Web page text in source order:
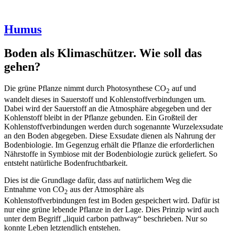
Humus
Boden als Klimaschützer. Wie soll das
gehen?
Die grüne Pflanze nimmt durch Photosynthese CO2 auf und
wandelt dieses in Sauerstoff und Kohlenstoffverbindungen um.
Dabei wird der Sauerstoff an die Atmosphäre abgegeben und der
Kohlenstoff bleibt in der Pflanze gebunden. Ein Großteil der
Kohlenstoffverbindungen werden durch sogenannte Wurzelexsudate
an den Boden abgegeben. Diese Exsudate dienen als Nahrung der
Bodenbiologie. Im Gegenzug erhält die Pflanze die erforderlichen
Nährstoffe in Symbiose mit der Bodenbiologie zurück geliefert. So
entsteht natürliche Bodenfruchtbarkeit.
Dies ist die Grundlage dafür, dass auf natürlichem Weg die
Entnahme von CO2 aus der Atmosphäre als
Kohlenstoffverbindungen fest im Boden gespeichert wird. Dafür ist
nur eine grüne lebende Pflanze in der Lage. Dies Prinzip wird auch
unter dem Begriff „liquid carbon pathway“ beschrieben. Nur so
konnte Leben letztendlich entstehen.